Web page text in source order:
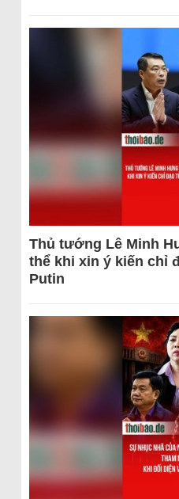
Thủ tướng Lê Minh
thể khi xin ý kiến chỉ
Putin